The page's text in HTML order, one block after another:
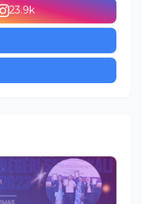
23.9k